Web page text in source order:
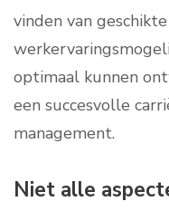
vinden van
optimaal kunnen
een succesvolle
management.
Niet alle